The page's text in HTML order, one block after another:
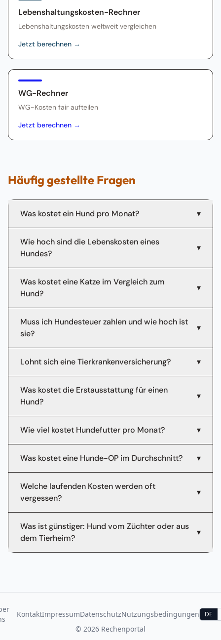
Lebenshaltungskosten-Rechner
Lebenshaltungskosten weltweit vergleichen
Jetzt berechnen →
WG-Rechner
WG-Kosten fair aufteilen
Jetzt berechnen →
Häufig gestellte Fragen
Was kostet ein Hund pro Monat? ▾
Wie hoch sind die Lebenskosten eines
Hundes?
▾
Was kostet eine Katze im Vergleich zum
Hund?
▾
Muss ich Hundesteuer zahlen und wie hoch ist
sie?
▾
Lohnt sich eine Tierkrankenversicherung? ▾
Was kostet die Erstausstattung für einen
Hund?
▾
Wie viel kostet Hundefutter pro Monat? ▾
Was kostet eine Hunde-OP im Durchschnitt? ▾
Welche laufenden Kosten werden oft
vergessen?
▾
Was ist günstiger: Hund vom Züchter oder aus
dem Tierheim?
▾
KontaktImpressumDatenschutzNutzungsbedingungen DE
© 2026 Rechenportal